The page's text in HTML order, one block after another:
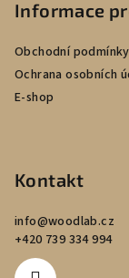
Informace
Obchodní podmínky
Ochrana osobních
E-shop
Kontakt
info@woodlab.cz
+420 739 334 994